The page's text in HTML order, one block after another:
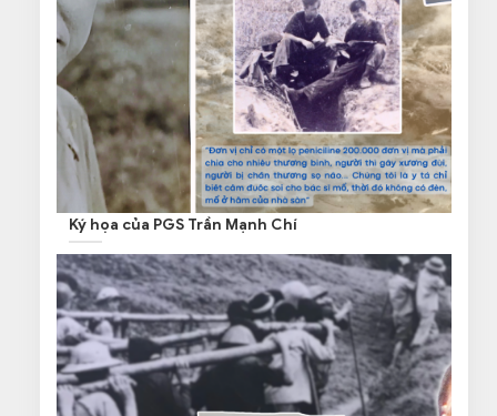
Ký họa của PGS Trần Mạnh Chí